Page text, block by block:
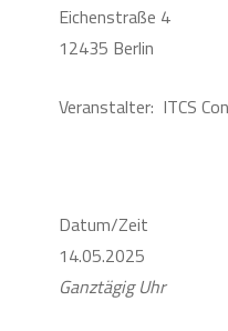
Eichenstraße 4
12435 Berlin
Veranstalter: ITCS
Datum/Zeit
14.05.2025
Ganztägig Uhr